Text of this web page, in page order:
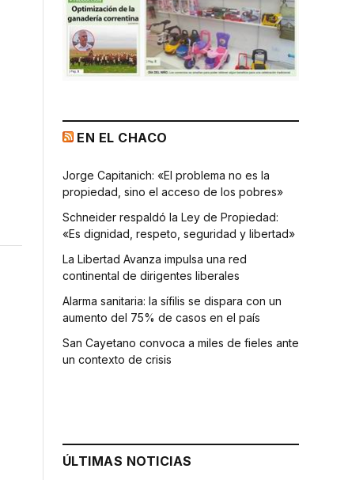
EN EL CHACO
Jorge Capitanich: «El problema no es la
propiedad, sino el acceso de los pobres»
Schneider respaldó la Ley de Propiedad:
«Es dignidad, respeto, seguridad y libertad»
La Libertad Avanza impulsa una red
continental de dirigentes liberales
Alarma sanitaria: la sífilis se dispara con un
aumento del 75% de casos en el país
San Cayetano convoca a miles de fieles ante
un contexto de crisis
ÚLTIMAS NOTICIAS